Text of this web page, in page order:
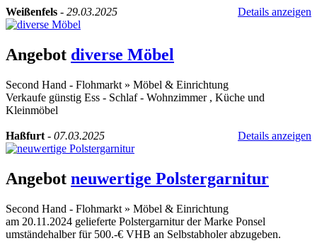
Weißenfels - 29.03.2025 Details anzeigen
Angebot diverse Möbel
Second Hand - Flohmarkt » Möbel & Einrichtung
Verkaufe günstig Ess - Schlaf - Wohnzimmer , Küche und
Kleinmöbel
Haßfurt - 07.03.2025 Details anzeigen
Angebot neuwertige Polstergarnitur
Second Hand - Flohmarkt » Möbel & Einrichtung
am 20.11.2024 gelieferte Polstergarnitur der Marke Ponsel
umständehalber für 500.-€ VHB an Selbstabholer abzugeben.